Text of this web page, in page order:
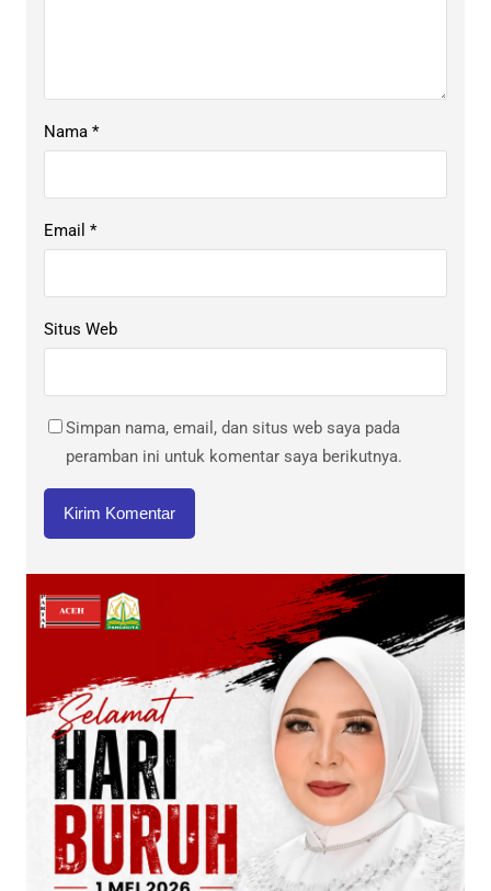
Nama *
Email *
Situs Web
Simpan nama, email, dan situs web saya pada
peramban ini untuk komentar saya berikutnya.